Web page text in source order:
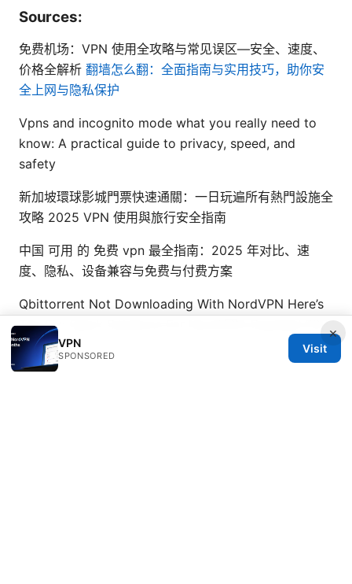
Sources:
免费机场：VPN 使用全攻略与常见误区—安全、速度、
价格全解析 翻墙怎么翻：全面指南与实用技巧，助你安
全上网与隐私保护
Vpns and incognito mode what you really need to
know: A practical guide to privacy, speed, and
safety
新加坡環球影城門票快速通關：一日玩遍所有熱門設施全
攻略 2025 VPN 使用與旅行安全指南
中国 可用 的 免费 vpn 最全指南：2025 年对比、速
度、隐私、设备兼容与免费与付费方案
Qbittorrent Not Downloading With NordVPN Here’s
The Fix: Quick Solutions For NordVPN-Guarded P2P
×
VPN
SPONSORED
Visit